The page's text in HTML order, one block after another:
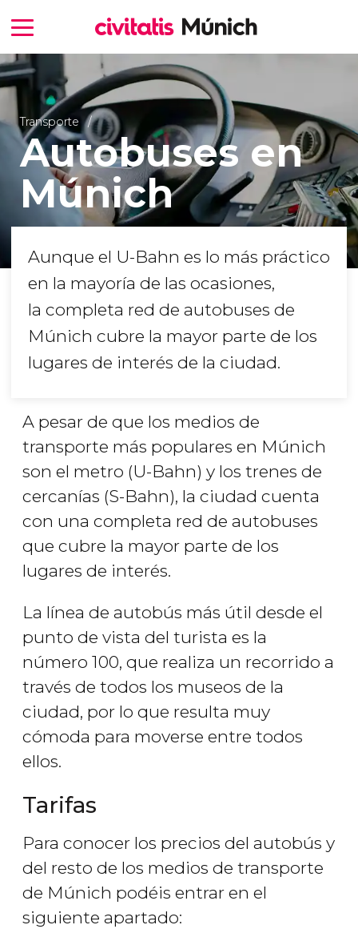
Transporte
Autobuses en
Múnich
Aunque el U-Bahn es lo más práctico
en la mayoría de las ocasiones,
la completa red de autobuses de
Múnich cubre la mayor parte de los
lugares de interés de la ciudad.
A pesar de que los medios de
transporte más populares en Múnich
son el metro (U-Bahn) y los trenes de
cercanías (S-Bahn), la ciudad cuenta
con una completa red de autobuses
que cubre la mayor parte de los
lugares de interés.
La línea de autobús más útil desde el
punto de vista del turista es la
número 100, que realiza un recorrido a
través de todos los museos de la
ciudad, por lo que resulta muy
cómoda para moverse entre todos
ellos.
Tarifas
Para conocer los precios del autobús y
del resto de los medios de transporte
de Múnich podéis entrar en el
siguiente apartado: